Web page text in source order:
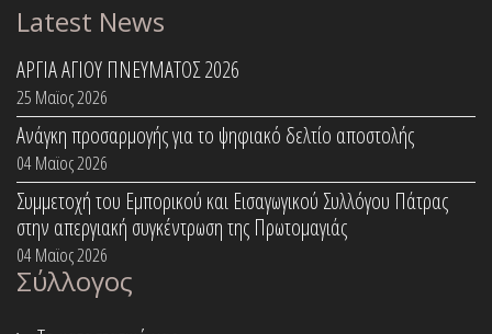
Latest News
ΑΡΓΙΑ ΑΓΙΟΥ ΠΝΕΥΜΑΤΟΣ 2026
25 Μαϊος 2026
Ανάγκη προσαρμογής για το ψηφιακό δελτίο αποστολής
04 Μαϊος 2026
Συμμετοχή του Εμπορικού και Εισαγωγικού Συλλόγου Πάτρας
στην απεργιακή συγκέντρωση της Πρωτομαγιάς
04 Μαϊος 2026
Σύλλογος